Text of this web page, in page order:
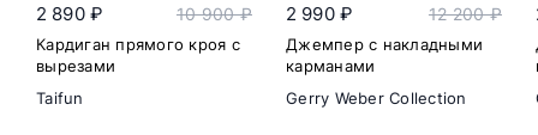
2 890 ₽ 10 900 ₽
Кардиган прямого кроя с
вырезами
Taifun
2 990 ₽ 12 200 ₽
Джемпер с накладными
карманами
Gerry Weber Collection